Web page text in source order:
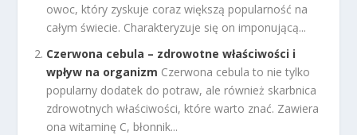
owoc, który zyskuje coraz większą popularność na
całym świecie. Charakteryzuje się on imponującą...
Czerwona cebula – zdrowotne właściwości i
wpływ na organizm Czerwona cebula to nie tylko
popularny dodatek do potraw, ale również skarbnica
zdrowotnych właściwości, które warto znać. Zawiera
ona witaminę C, błonnik...